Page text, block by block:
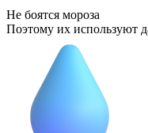
Не боятся мороза
Поэтому их используют